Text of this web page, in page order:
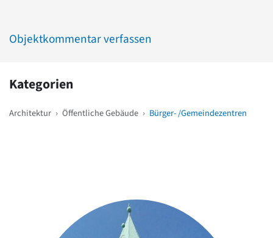
Objektkommentar verfassen
Kategorien
Architektur › Öffentliche Gebäude › Bürger- /Gemeindezentren